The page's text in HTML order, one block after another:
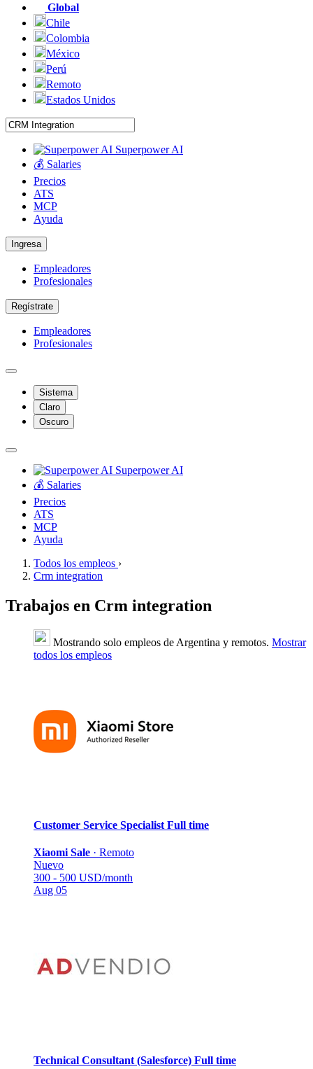
Global
Chile
Colombia
México
Perú
Remoto
Estados Unidos
Superpower AI
💰 Salaries
Precios
ATS
MCP
Ayuda
Ingresa
Empleadores
Profesionales
Regístrate
Empleadores
Profesionales
Sistema
Claro
Oscuro
Superpower AI
💰 Salaries
Precios
ATS
MCP
Ayuda
Todos los empleos ›
Crm integration
Trabajos en Crm integration
Mostrando solo empleos de Argentina y remotos. Mostrar
todos los empleos
Customer Service Specialist Full time
Xiaomi Sale · Remoto
Nuevo
300 - 500 USD/month
Aug 05
Technical Consultant (Salesforce) Full time